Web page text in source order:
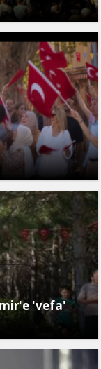
'vefa'